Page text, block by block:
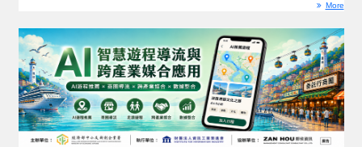
More